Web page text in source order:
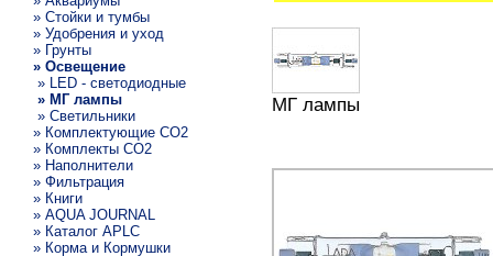
» Стойки и тумбы
» Удобрения и уход
» Грунты
» Освещение
» LED - светодиодные
» МГ лампы
» Светильники
» Комплектующие СО2
» Комплекты CO2
» Наполнители
» Фильтрация
» Книги
» AQUA JOURNAL
» Каталог APLC
» Корма и Кормушки
МГ лампы